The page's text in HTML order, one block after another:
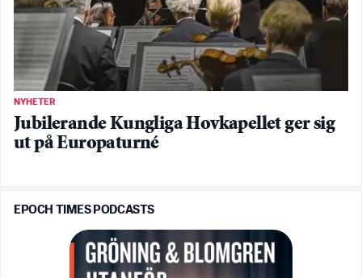
NYHETER
Jubilerande Kungliga Hovkapellet ger sig
ut på Europaturné
EPOCH TIMES PODCASTS